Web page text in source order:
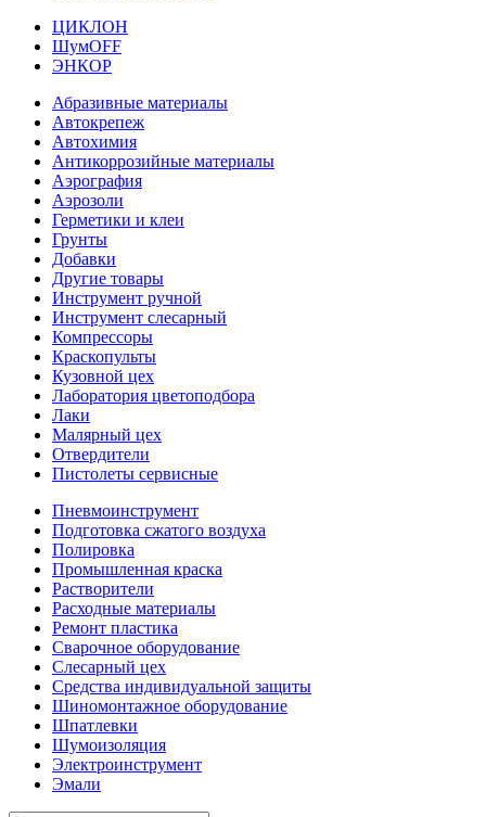
ЦИКЛОН
ШумOFF
ЭНКОР
Абразивные материалы
Автокрепеж
Автохимия
Антикоррозийные материалы
Аэрография
Аэрозоли
Герметики и клеи
Грунты
Добавки
Другие товары
Инструмент ручной
Инструмент слесарный
Компрессоры
Краскопульты
Кузовной цех
Лаборатория цветоподбора
Лаки
Малярный цех
Отвердители
Пистолеты сервисные
Пневмоинструмент
Подготовка сжатого воздуха
Полировка
Промышленная краска
Растворители
Расходные материалы
Ремонт пластика
Сварочное оборудование
Слесарный цех
Средства индивидуальной защиты
Шиномонтажное оборудование
Шпатлевки
Шумоизоляция
Электроинструмент
Эмали